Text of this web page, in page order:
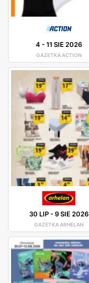
4 -11 SIE 2026
GAZETKA ACTION
30 LIP-9 SIE 2026
GAZETKA ARHELAN